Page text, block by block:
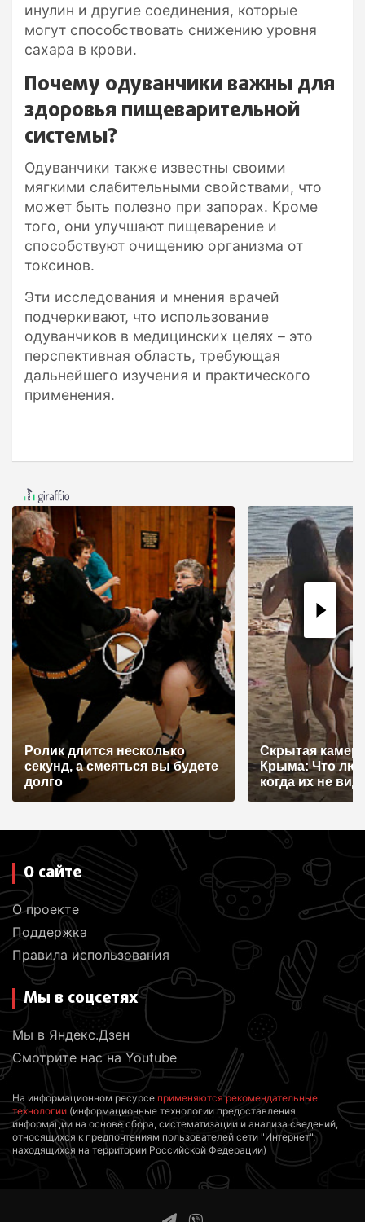
инулин и другие соединения, которые
могут способствовать снижению уровня
сахара в крови.
Почему одуванчики важны для
здоровья пищеварительной
системы?
Одуванчики также известны своими
мягкими слабительными свойствами, что
может быть полезно при запорах. Кроме
того, они улучшают пищеварение и
способствуют очищению организма от
токсинов.
Эти исследования и мнения врачей
подчеркивают, что использование
одуванчиков в медицинских целях – это
перспективная область, требующая
дальнейшего изучения и практического
применения.
Ролик длится несколько
секунд, а смеяться вы будете
долго
Скрытая
Крыма: Что
когда их не
О сайте
О проекте
Поддержка
Правила использования
Мы в соцсетях
Мы в Яндекс.Дзен
Смотрите нас на Youtube
На информационном ресурсе применяются рекомендательные
технологии (информационные технологии предоставления
информации на основе сбора, систематизации и анализа сведений,
относящихся к предпочтениям пользователей сети "Интернет",
находящихся на территории Российской Федерации)